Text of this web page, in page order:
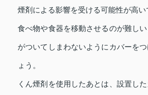
煙剤による影響を受ける可能性が高い
食べ物や食器を移動させるのが難し
がついてしまわないようにカバーを
ょう。
くん煙剤を使用したあとは、設置した